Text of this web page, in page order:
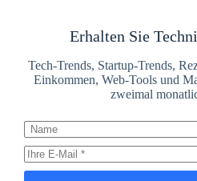
Erhalten Sie
Tech-Trends, Startup-Trends,
Einkommen, Web-Tools und
zweimal